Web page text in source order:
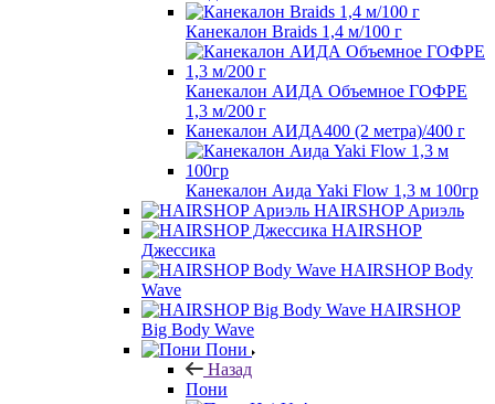
Канекалон Braids 1,4 м/100 г
Канекалон АИДА Объемное ГОФРЕ
1,3 м/200 г
Канекалон АИДА400 (2 метра)/400 г
Канекалон Аида Yaki Flow 1,3 м 100гр
HAIRSHOP Ариэль
HAIRSHOP
Джессика
HAIRSHOP Body
Wave
HAIRSHOP
Big Body Wave
Пони
Назад
Пони